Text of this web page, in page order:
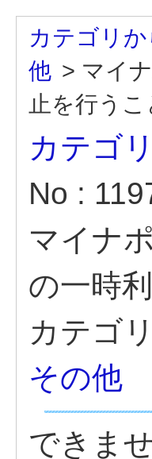
カテゴリ
他 > マイ
止を行うこ
カテゴ
No :
マイナ
の一時
カテゴ
その他
できませ